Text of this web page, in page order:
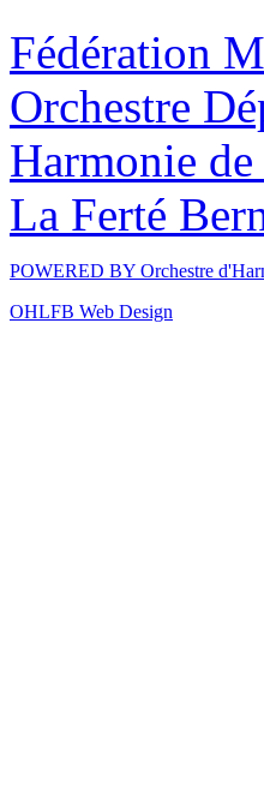
Fédération
Orchestre
Harmonie
La Ferté
POWERED BY Orchestre
OHLFB Web Design